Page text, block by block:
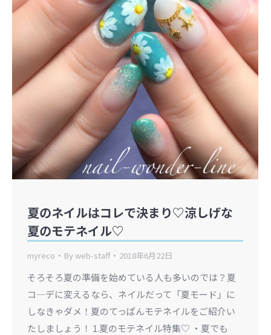
夏のネイルはコレで決まり♡涼しげな
夏のモテネイル♡
myreco Byweb-staff 2018年6月22日
そろそろ夏の準備を始めている人も多いのでは？夏
コ―デに変えるなら、ネイルだって「夏モード」に
しなきゃダメ！夏のてっぱんモテネイルをご紹介い
たしましょう！ 1.夏のモテネイル特集♡ ・夏でも